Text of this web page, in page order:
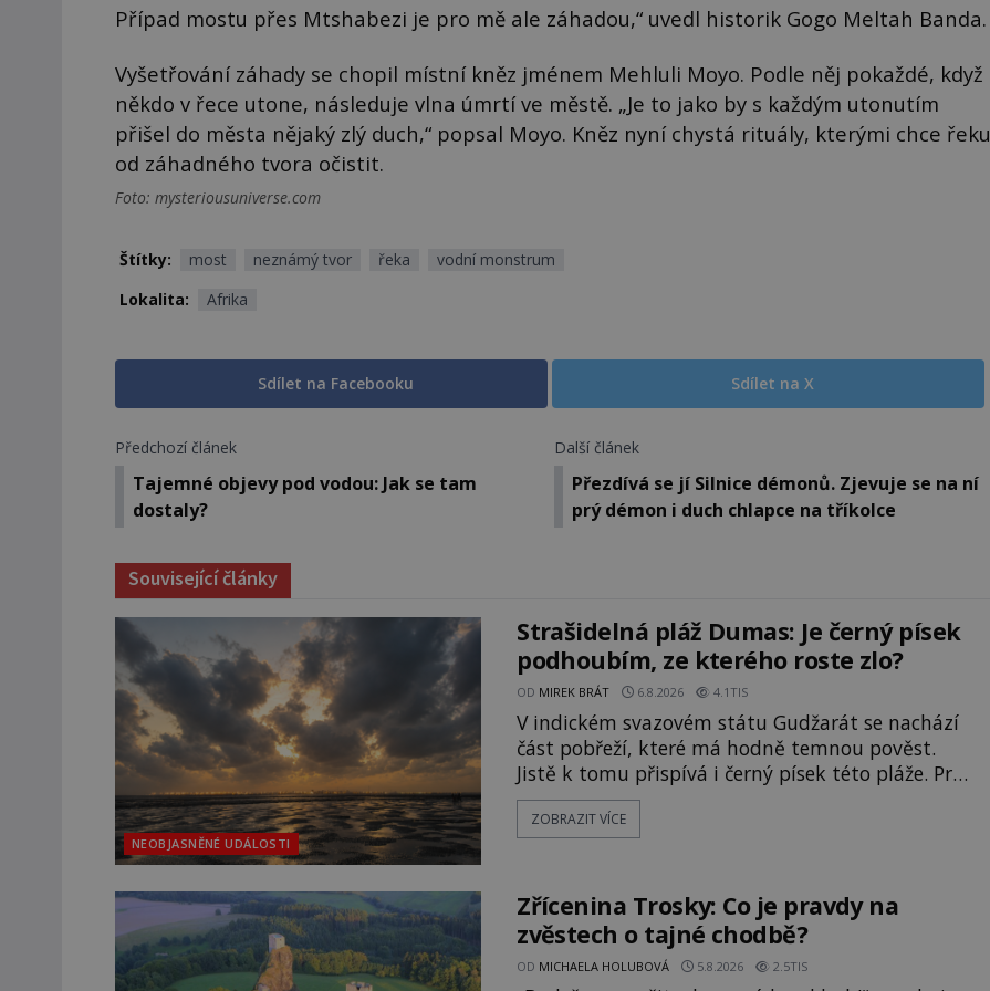
Případ mostu přes Mtshabezi je pro mě ale záhadou,“ uvedl historik Gogo Meltah Banda.
Vyšetřování záhady se chopil místní kněz jménem Mehluli Moyo. Podle něj pokaždé, když
někdo v řece utone, následuje vlna úmrtí ve městě. „Je to jako by s každým utonutím
přišel do města nějaký zlý duch,“ popsal Moyo. Kněz nyní chystá rituály, kterými chce řeku
od záhadného tvora očistit.
Foto: mysteriousuniverse.com
Štítky: most neznámý tvor řeka
vodní monstrum
Lokalita:
Afrika
Sdílet na Facebooku Sdílet na X
Předchozí článek
Tajemné objevy pod vodou: Jak se tam
dostaly?
Další článek
Přezdívá se jí Silnice démonů. Zjevuje se na ní
prý démon i duch chlapce na tříkolce
Související články
NEOBJASNĚNÉ UDÁLOSTI
Strašidelná pláž Dumas: Je černý písek
podhoubím, ze kterého roste zlo?
OD MIREK BRÁT 6.8.2026 4.1TIS
V indickém svazovém státu Gudžarát se nachází
část pobřeží, které má hodně temnou pověst.
Jistě k tomu přispívá i černý písek této pláže. Proč
má pláž takové netypické zbarvení? Nakolik jsou
pravdivé historky, že zde došlo k
pláž Dumas ve městě Surat. Gu
ZOBRAZIT VÍCE
Zřícenina Trosky: Co je pravdy na
zvěstech o tajné chodbě?
OD MICHAELA HOLUBOVÁ 5.8.2026 2.5TIS